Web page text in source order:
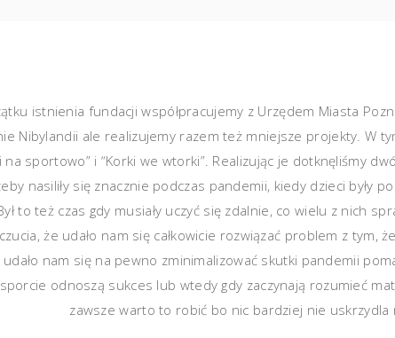
istnienia fundacji współpracujemy z Urzędem Miasta
Nibylandii ale realizujemy razem też mniejsze projekty. W
na sportowo” i “Korki we wtorki”. Realizując je dotknęliśmy
nasiliły się znacznie podczas pandemii, kiedy dzieci były
to też czas gdy musiały uczyć się zdalnie, co wielu z nich
że udało nam się całkowicie rozwiązać problem z
nam się na pewno zminimalizować skutki pandemii
odnoszą sukces lub wtedy gdy zaczynają rozumieć
zawsze warto to robić bo nic bardziej nie uskrzydla